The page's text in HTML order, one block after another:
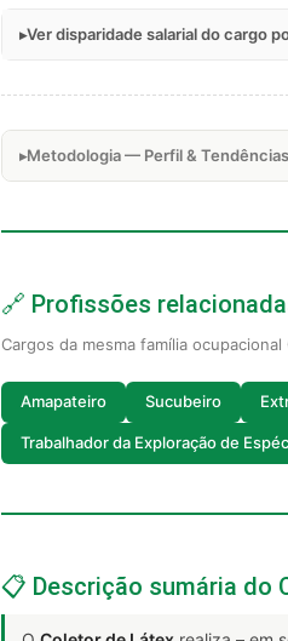
Ver disparidade salarial do cargo
Metodologia — Perfil &
🔗 Profissões
Cargos da mesma família ocupacional
Amapateiro Sucubeiro
Trabalhador da Exploração de
📋 Descrição sumária do